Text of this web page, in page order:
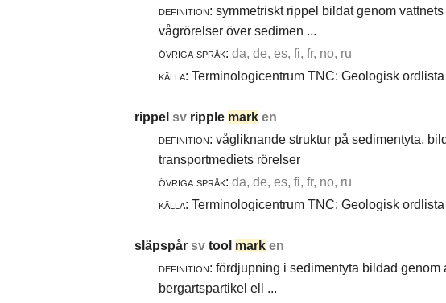
definition: symmetriskt rippel bildat genom
vågrörelser över sedimen ...
övriga språk: da, de, es, fi, fr, no, ru
källa: Terminologicentrum TNC: Geologisk
rippel sv ripple mark en
definition: vågliknande struktur på sedimentyta,
transportmediets rörelser
övriga språk: da, de, es, fi, fr, no, ru
källa: Terminologicentrum TNC: Geologisk
släpspår sv tool mark en
definition: fördjupning i sedimentyta bildad genom
bergartspartikel ell ...